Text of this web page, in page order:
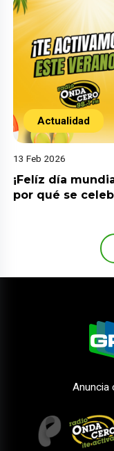
Actualidad
13 Feb 2026
¡Felíz día
por qué se
Anuncia